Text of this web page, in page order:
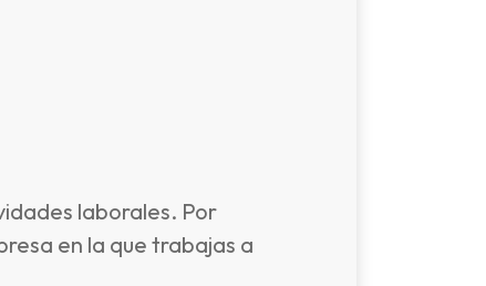
laborales. Por
en la que trabajas a